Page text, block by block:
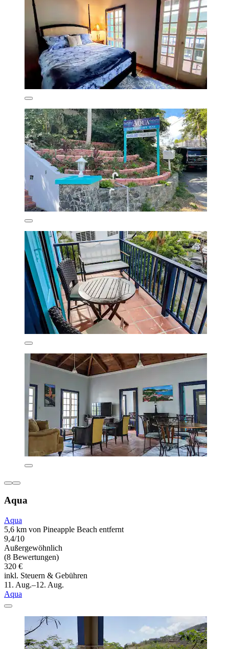
Aqua
Aqua
5,6 km von Pineapple Beach entfernt
9,4/10
Außergewöhnlich
(8 Bewertungen)
320 €
inkl. Steuern & Gebühren
11. Aug.–12. Aug.
Aqua